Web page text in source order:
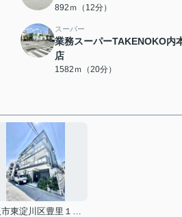
892ｍ（12分）
スーパー
業務スーパーTAKENOKO内
店
1582ｍ（20分）
大阪市東淀川区豊里１丁目